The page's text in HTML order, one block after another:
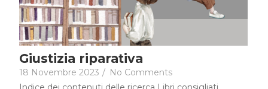
Giustizia riparativa
18 Novembre 2023 / No Comments